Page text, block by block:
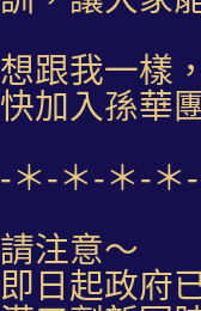
想跟我一樣
快加入孫華
-＊-＊-＊-＊
請注意～
即日起政府